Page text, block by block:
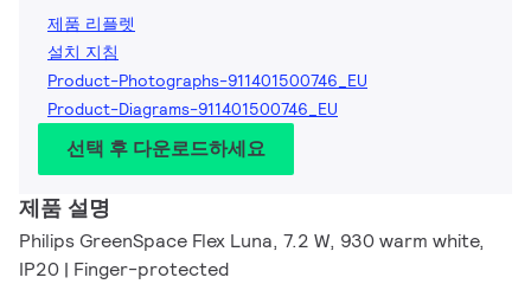
제품 리플렛
설치 지침
Product-Photographs-911401500746_EU
Product-Diagrams-911401500746_EU
선택 후 다운로드하세요
제품 설명
Philips GreenSpace Flex Luna, 7.2 W, 930 warm white,
IP20 | Finger-protected